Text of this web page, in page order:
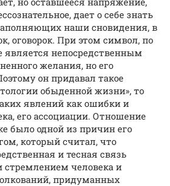
дает о себе знать
наши сновидения, в
оговорок. При этом символ, по
непосредственным
желания, но его
он придавал такое
обыденной жизни», то
явлений как ошибки и
его ассоциации. Отношение
было одной из причин его
который считал, что
и тесная связь
человека и
придуманных